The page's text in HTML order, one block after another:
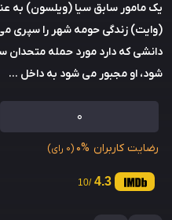
یک مامور سابق سیا (ویلسون) به
(وایت) زندگی حومه شهر را سپری
دانشی که دارد مورد حمله متحدان
شود، او مجبور می شود به داخل ...
0
رضایت کاربران 0% (0 رای)
4.3
/10